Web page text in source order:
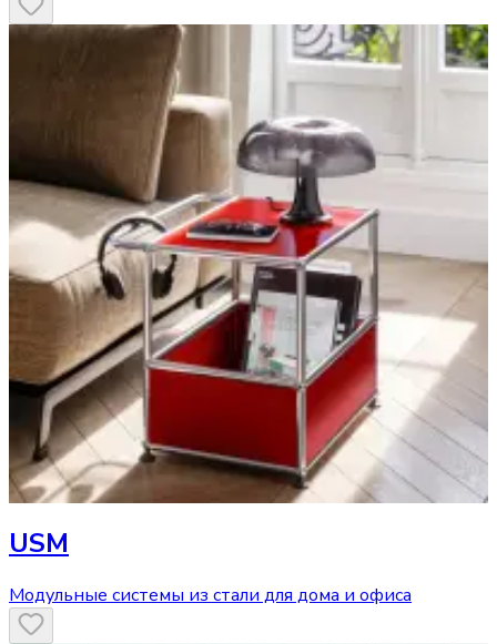
USM
Модульные системы из стали для дома и офиса